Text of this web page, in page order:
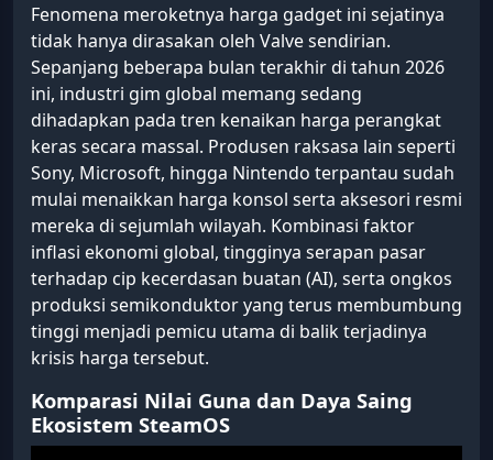
Fenomena meroketnya harga gadget ini sejatinya
tidak hanya dirasakan oleh Valve sendirian.
Sepanjang beberapa bulan terakhir di tahun 2026
ini, industri gim global memang sedang
dihadapkan pada tren kenaikan harga perangkat
keras secara massal. Produsen raksasa lain seperti
Sony, Microsoft, hingga Nintendo terpantau sudah
mulai menaikkan harga konsol serta aksesori resmi
mereka di sejumlah wilayah. Kombinasi faktor
inflasi ekonomi global, tingginya serapan pasar
terhadap cip kecerdasan buatan (AI), serta ongkos
produksi semikonduktor yang terus membumbung
tinggi menjadi pemicu utama di balik terjadinya
krisis harga tersebut.
Komparasi Nilai Guna dan Daya Saing
Ekosistem SteamOS